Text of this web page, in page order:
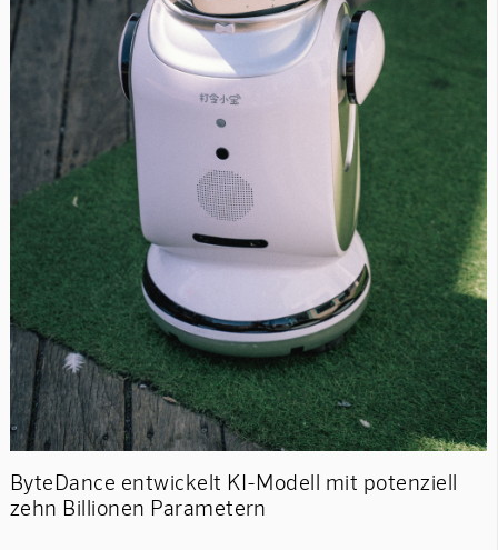
ByteDance entwickelt KI-Modell mit potenziell
zehn Billionen Parametern